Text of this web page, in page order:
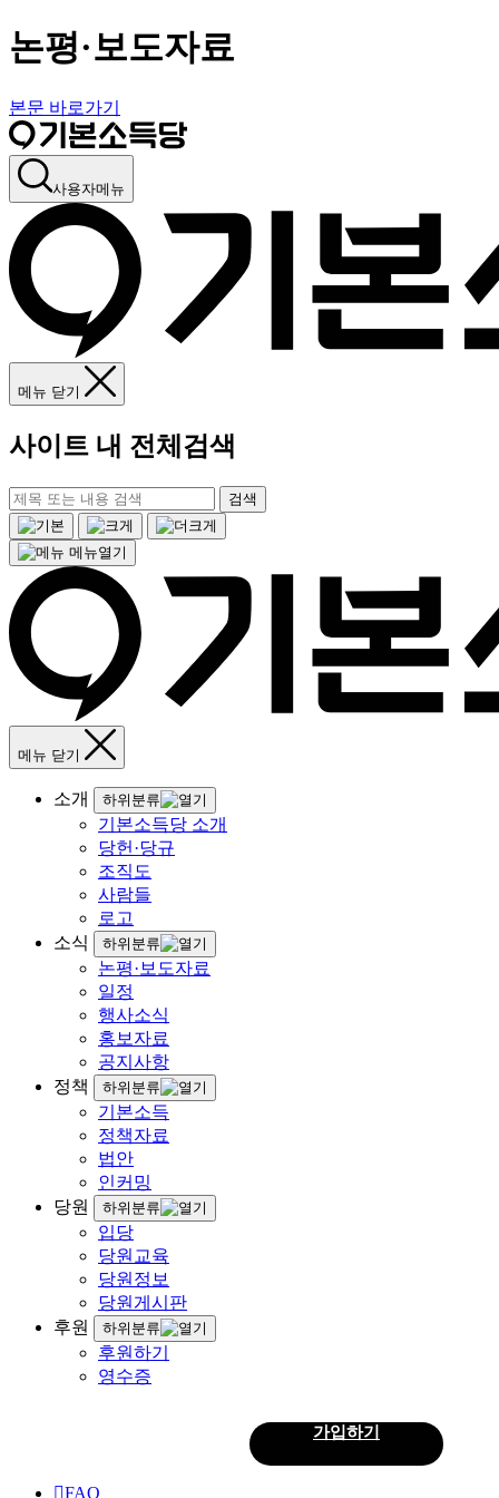
논평·보도자료
본문 바로가기
사용자메뉴
메뉴 닫기
사이트 내 전체검색
검색
메뉴열기
메뉴 닫기
소개 하위분류
기본소득당 소개
당헌·당규
조직도
사람들
로고
소식
하위분류
논평·보도자료
일정
행사소식
홍보자료
공지사항
정책
하위분류
기본소득
정책자료
법안
인커밍
당원
하위분류
입당
당원교육
당원정보
당원게시판
후원
하위분류
후원하기
영수증
가입하기
FAQ